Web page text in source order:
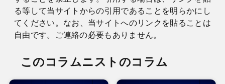
る等して当サイトからの引用であることを明らかにし
てください。なお、当サイトへのリンクを貼ることは
自由です。ご連絡の必要もありません。
このコラムニストのコラム